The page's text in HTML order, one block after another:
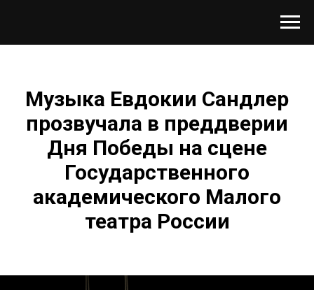
Музыка Евдокии Сандлер
прозвучала в преддверии
Дня Победы на сцене
Государственного
академического Малого
театра России